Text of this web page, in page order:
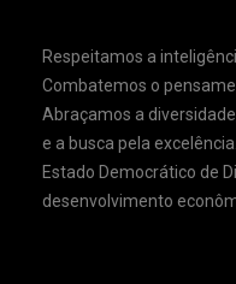
Respeitamos a
Combatemos o
Abraçamos a
e a busca pela
Estado Democrático de
desenvolvimento